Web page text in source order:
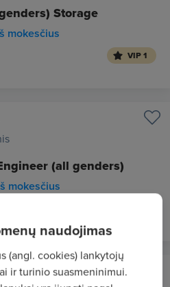
Storage
mokesčius
VIP 1
(all genders)
mokesčius
naudojimas
(angl. cookies) lankytojų
ir turinio suasmeninimui.